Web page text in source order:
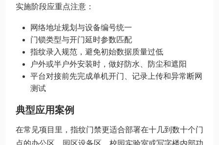
实施阶段应重点注意：
网络地址规划与设备编号统一
门锁类型与开门延时参数匹配
指纹录入规范，避免初始数据质量过低
户外或半户外安装时，做好防水、防尘和遮阳
平台对接前先完成单机开门、记录上传和异常断网
测试
典型应用案例
在常见项目里，指纹门禁更适合部署在十几到数十个门
点的办公区、园区设备区、校园实验室或写字楼内部功